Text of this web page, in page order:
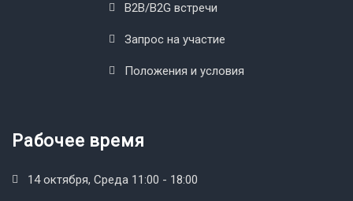
B2B/B2G встречи
Запрос на участие
Положения и условия
Рабочее время
14 октября, Среда 11:00 - 18:00